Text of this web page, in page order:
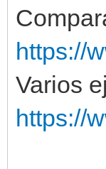
https://
Varios
https://